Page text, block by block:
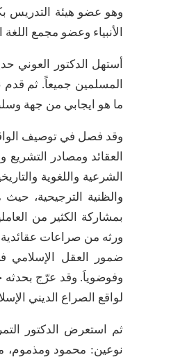
وهو عضو هيئة التدريس
الأنبياء وعضو مجمع
أستهل الدكتور العوني
المسلمين جميعاً. ثم قدم
ما هو ايجابي من جهة وسلبي
وقد فصل في توصيف
العقائد ومصادر
الشرعية واللغوية
والظنية الترجيحية،
بمشاركة الكثير من
ورثه من صراعات
ضمور العقل الإسلامي
وفوضوياَ. وقد عرّج بحدثه
لواقع الصراع الديني
ثم استعرض الدكتور
نوعين: محمود ومذموم،